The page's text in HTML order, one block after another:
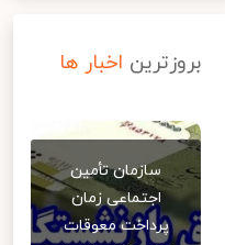
بروزترین اخبار ها
سازمان تأمین
اجتماعی زمان
پرداخت معوقات